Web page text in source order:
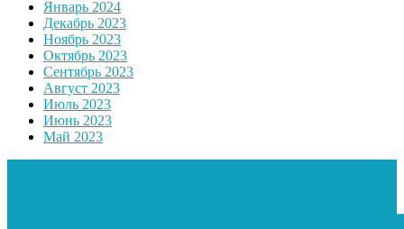
Январь 2024
Декабрь 2023
Ноябрь 2023
Октябрь 2023
Сентябрь 2023
Август 2023
Июль 2023
Июнь 2023
Май 2023